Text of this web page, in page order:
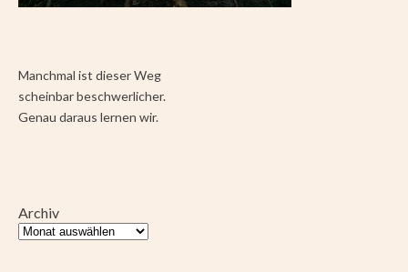
Manchmal ist dieser Weg
scheinbar beschwerlicher.
Genau daraus lernen wir.
Archiv